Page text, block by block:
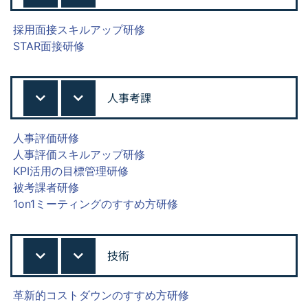
採用面接スキルアップ研修
STAR面接研修
人事考課
人事評価研修
人事評価スキルアップ研修
KPI活用の目標管理研修
被考課者研修
1on1ミーティングのすすめ方研修
技術
革新的コストダウンのすすめ方研修